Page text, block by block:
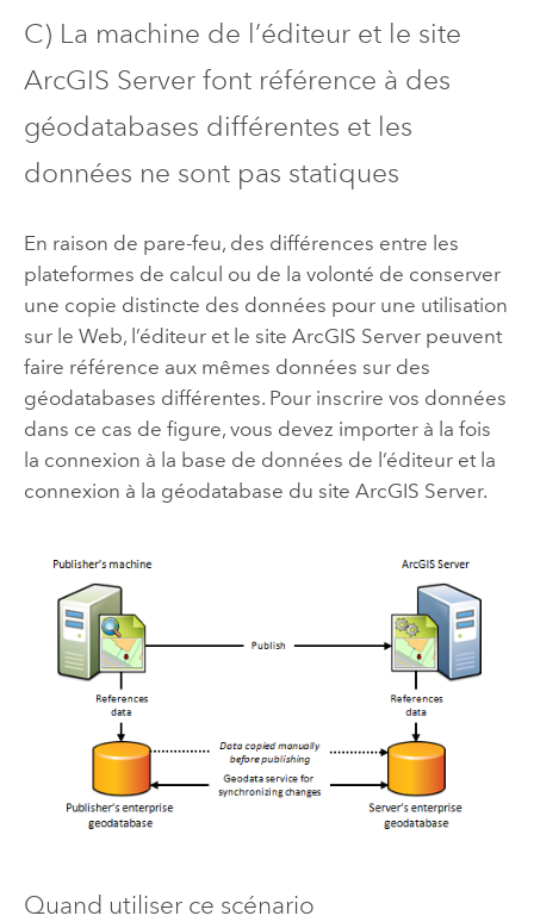
C) La machine de l’éditeur et le site
ArcGIS Serverfont référence à des
géodatabases différentes et les
données ne sont pas statiques
En raison de pare-feu, des différences entre les
plateformes de calcul ou de la volonté de conserver
une copie distincte des données pour une utilisation
sur le Web, l’éditeur et le site ArcGIS Serverpeuvent
faire référence aux mêmes données sur des
géodatabases différentes. Pour inscrire vos données
dans ce cas de figure, vous devez importer à la fois
la connexion à la base de données de l’éditeur et la
connexion à la géodatabase du site ArcGIS Server.
Quand utiliser ce scénario